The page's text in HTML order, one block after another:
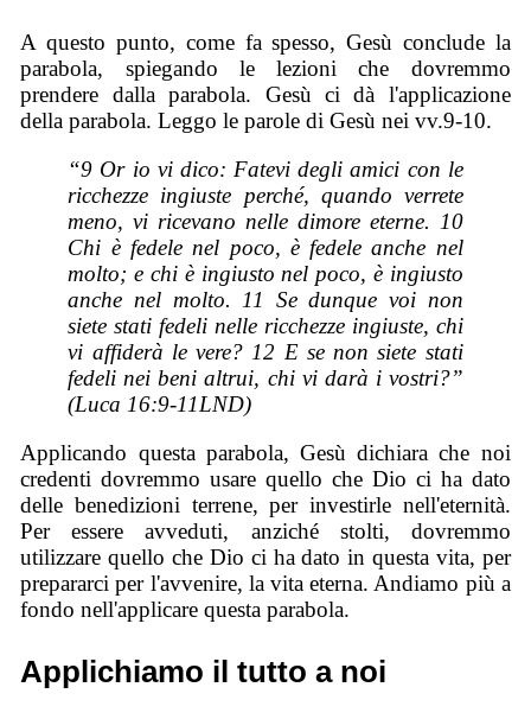
A questo punto, come fa spesso, Gesù conclude la
parabola, spiegando le lezioni che dovremmo
prendere dalla parabola. Gesù ci dà l'applicazione
della parabola. Leggo le parole di Gesù nei vv.9-10.
“9 Or io vi dico: Fatevi degli amici con le
ricchezze ingiuste perché, quando verrete
meno, vi ricevano nelle dimore eterne. 10
Chi è fedele nel poco, è fedele anche nel
molto; e chi è ingiusto nel poco, è ingiusto
anche nel molto. 11 Se dunque voi non
siete stati fedeli nelle ricchezze ingiuste, chi
vi affiderà le vere? 12 E se non siete stati
fedeli nei beni altrui, chi vi darà i vostri?”
(Luca 16:9-11LND)
Applicando questa parabola, Gesù dichiara che noi
credenti dovremmo usare quello che Dio ci ha dato
delle benedizioni terrene, per investirle nell'eternità.
Per essere avveduti, anziché stolti, dovremmo
utilizzare quello che Dio ci ha dato in questa vita, per
prepararci per l'avvenire, la vita eterna. Andiamo più a
fondo nell'applicare questa parabola.
Applichiamo il tutto a noi